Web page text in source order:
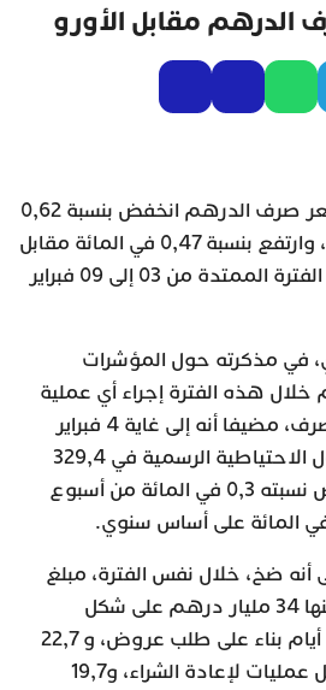
مقابل الأورو
أفاد بنك المغرب بأن سعر صرف الدرهم انخفض بنسبة 0,62
في المائة مقابل الأورو، وارتفع بنسبة 0,47 في المائة مقابل
الدولار الأمريكي، خلال الفترة الممتدة من 03 إلى 09 فبراير
في مذكرته حول المؤشرات
خلال هذه الفترة إجراء أي عملية
مناقصة في سوق الصرف، مضيفا أنه إلى غاية 4 فبراير
2022، استقرت الأصول الاحتياطية الرسمية في 329,4
مليار درهم، بانخفاض نسبته 0,3 في المائة من أسبوع
أنه ضخ، خلال نفس الفترة، مبلغ
76,4 مليار درهم، منها 34 مليار درهم على شكل
تسبيقات لمدة سبعة أيام بناء على طلب عروض، و 22,7
مليار درهم على شكل عمليات لإعادة الشراء، و19,7